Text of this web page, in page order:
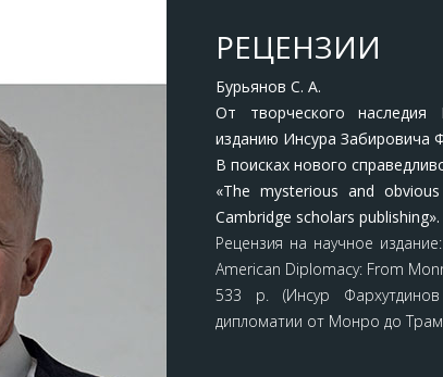
РЕЦЕНЗИИ
Бурьянов С. А.
От творческого
изданию Инсура Забировича
В поисках нового
«The mysterious and
Cambridge scholars publishing».
Рецензия на научное
American Diplomacy: From
533 p. (Инсур
дипломатии от Монро до